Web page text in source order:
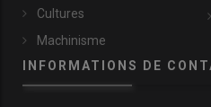
Cultures
Machinisme
INFORMATIONS DE